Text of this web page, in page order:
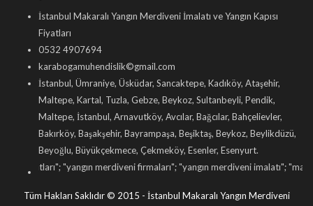
İstanbul Makaralı Yangın Merdiveni İmalatı ve Yangın Kapısı
Fiyatları
0532 4907694
karabogamuhendislik©gmail.com
İstanbul, Ümraniye, Üsküdar, Sancaktepe, Kadıköy, Ataşehir,
Maltepe, Kartal, Tuzla, Gebze, Beykoz, Sultanbeyli, Pendik,
Maltepe, İstanbul, Arnavutköy, Avcılar, Bağcılar, Bahçelievler,
Bakırköy, Başakşehir, Bayrampaşa, Beşiktaş, Beykoz, Beylikdüzü,
Beyoğlu, Büyükçekmece, Çekmeköy, Esenler, Esenyurt.
yangın merdiveni firmaları"; "yangın merdiveni imalatı"; "makaralı yangın
Tüm Hakları Saklıdır © 2015 - İstanbul Makaralı Yangın Merdiveni